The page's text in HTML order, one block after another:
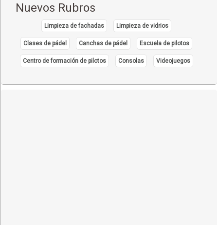
Nuevos Rubros
Limpieza de fachadas Limpieza de vidrios
Clases de pádel Canchas de pádel Escuela de pilotos
Centro de formación de pilotos Consolas Videojuegos